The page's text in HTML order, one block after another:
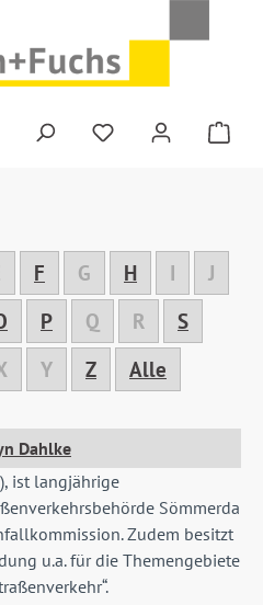
Du hast 0
F G H I
J
P Q R
S
Y Z Alle
Dahlke
ist langjährige
Sömmerda
Zudem besitzt
u.a. für die Themengebiete